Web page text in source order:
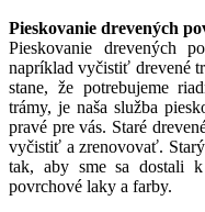
Pieskovanie drevených
Pieskovanie drevených
napríklad vyčistiť drevené
stane, že potrebujeme
trámy, je naša služba
pravé pre vás. Staré
vyčistiť a zrenovovať.
tak, aby sme sa dostali
povrchové laky a farby.